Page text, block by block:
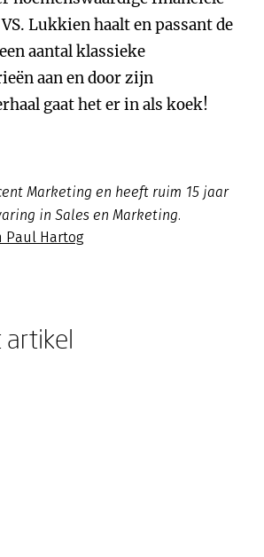
Lukkien haalt en passant de
aantal klassieke
aan en door zijn
gaat het er in als koek!
Marketing en heeft ruim 15 jaar
in Sales en Marketing.
Paul Hartog
artikel